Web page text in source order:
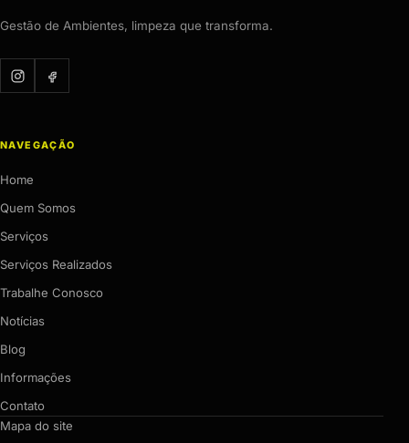
Gestão de Ambientes, limpeza que transforma.
NAVEGAÇÃO
Home
Quem Somos
Serviços
Serviços Realizados
Trabalhe Conosco
Notícias
Blog
Informações
Contato
Mapa do site